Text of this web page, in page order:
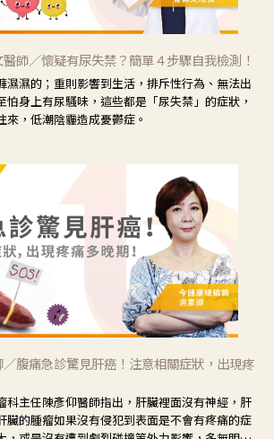
醫師／懷疑有尿失禁？簡單４步驟自我檢測！
濕濕的；重則影響到生活，排斥性行為、無法出
怕身上有尿騷味，這些都是「尿失禁」的症狀，
來，低潮陰霾造成憂鬱症。
／腹痛急診驚見肝癌！注意相關症狀，出現疼
科主任陳彥仰醫師指出，肝臟裡面沒有神經，肝
臟的腫瘤如果沒有侵犯到表面是不會有疼痛的症